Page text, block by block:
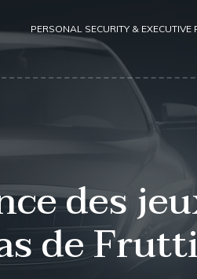
PERSONAL SECURITY & EXECUTIVE
des
de